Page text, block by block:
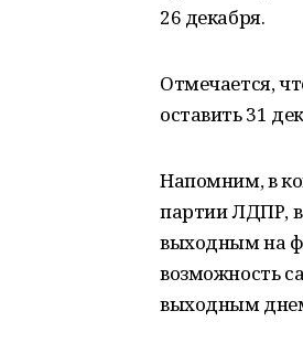
26 декабря.
Отмечается,
оставить 31
Напомним, в
партии ЛДПР, в
выходным на
возможность
выходным